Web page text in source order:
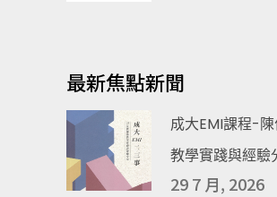
最新焦點新聞
成大EMI課程-
教學實踐與經驗
29 7 月, 2026